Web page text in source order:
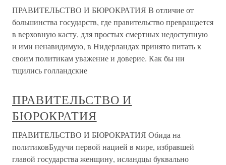
ПРАВИТЕЛЬСТВО И БЮРОКРАТИЯ В отличие от
большинства государств, где правительство превращается
в верховную касту, для простых смертных недоступную
и ими ненавидимую, в Нидерландах принято питать к
своим политикам уважение и доверие. Как бы ни
тщились голландские
ПРАВИТЕЛЬСТВО И
БЮРОКРАТИЯ
ПРАВИТЕЛЬСТВО И БЮРОКРАТИЯ Обида на
политиковБудучи первой нацией в мире, избравшей
главой государства женщину, исландцы буквально